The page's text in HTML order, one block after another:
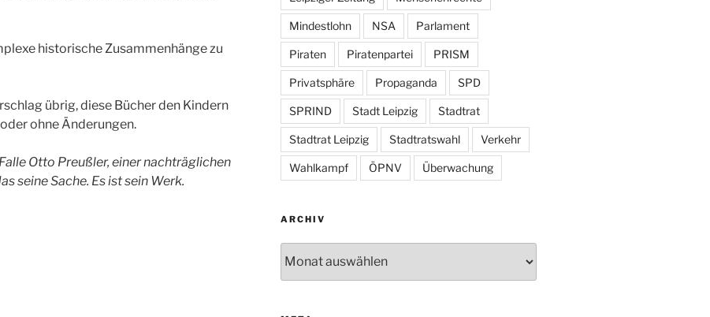
historische Zusammenhänge zu
übrig, diese Bücher den Kindern
ohne Änderungen.
Otto Preußler, einer nachträglichen
seine Sache. Es ist sein Werk.
Mindestlohn NSA Parlament
Piraten Piratenpartei PRISM
Privatsphäre Propaganda SPD
SPRIND Stadt Leipzig Stadtrat
Stadtrat Leipzig Stadtratswahl Verkehr
Wahlkampf ÖPNV Überwachung
ARCHIV